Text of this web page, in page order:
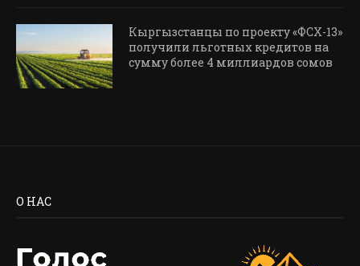
Кыргызстанцы по проекту «ФСХ-13»
получили льготных кредитов на
сумму более 4 миллиардов сомов
О НАС